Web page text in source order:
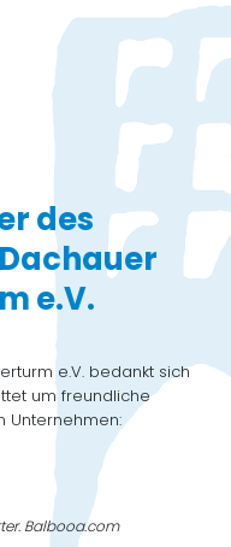
des
e.V.
e.V. bedankt sich
um freundliche
Unternehmen:
Balbooa.com